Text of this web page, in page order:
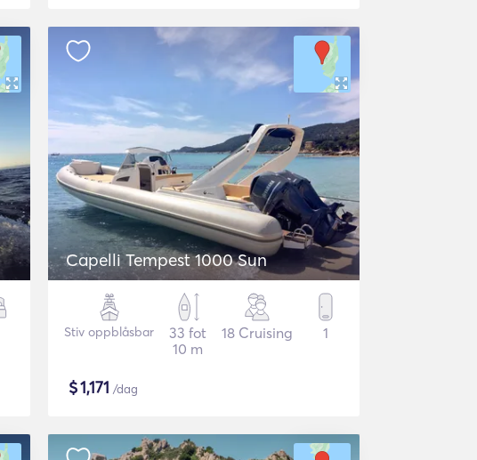
Capelli Tempest 1000 Sun
Stiv oppblåsbar
33 fot
10 m
18 Cruising 1
$1,171 /dag